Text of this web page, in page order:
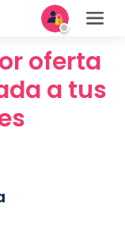
oferta
a tus